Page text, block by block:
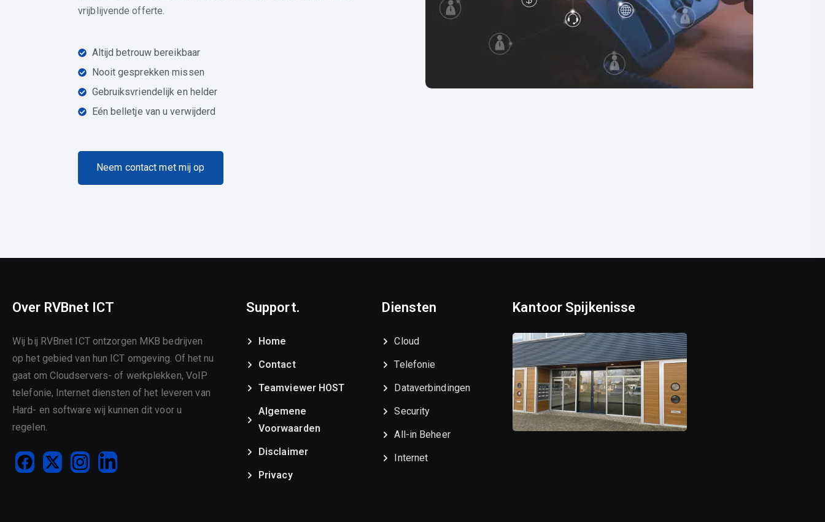
vrijblijvende offerte.
Altijd betrouw bereikbaar
Nooit gesprekken missen
Gebruiksvriendelijk en helder
Eén belletje van u verwijderd
Neem contact met mij op
Over RVBnet ICT
Wij bij RVBnet ICT ontzorgen MKB bedrijven
op het gebied van hun ICT omgeving. Of het nu
gaat om Cloudservers- of werkplekken, VoIP
telefonie, Internet diensten of het leveren van
Hard- en software wij kunnen dit voor u
regelen.
Support.
Home
Contact
Teamviewer HOST
Algemene
Voorwaarden
Disclaimer
Privacy
Diensten
Cloud
Telefonie
Dataverbindingen
Security
All-in Beheer
Internet
Kantoor Spijkenisse